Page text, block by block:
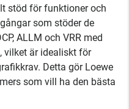
stöd för funktioner och
som stöder de
ALLM och VRR med
vilket är idealiskt för
Detta gör Loewe
som vill ha den bästa